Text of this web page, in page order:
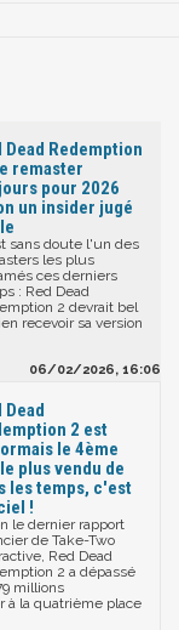
Dead Redemption
remaster
pour 2026
un insider jugé
sans doute l'un des
les plus
ces derniers
: Red Dead
2 devrait bel
recevoir sa version
06/02/2026, 16:06
Dead
2 est
le 4ème
plus vendu de
les temps, c'est
!
le dernier rapport
de Take-Two
Red Dead
2 a dépassé
millions
à la quatrième place